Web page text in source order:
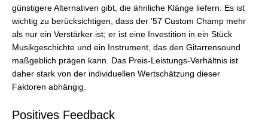
günstigere Alternativen gibt, die ähnliche Klänge liefern. Es ist
wichtig zu berücksichtigen, dass der ’57 Custom Champ mehr
als nur ein Verstärker ist; er ist eine Investition in ein Stück
Musikgeschichte und ein Instrument, das den Gitarrensound
maßgeblich prägen kann. Das Preis-Leistungs-Verhältnis ist
daher stark von der individuellen Wertschätzung dieser
Faktoren abhängig.
Positives Feedback